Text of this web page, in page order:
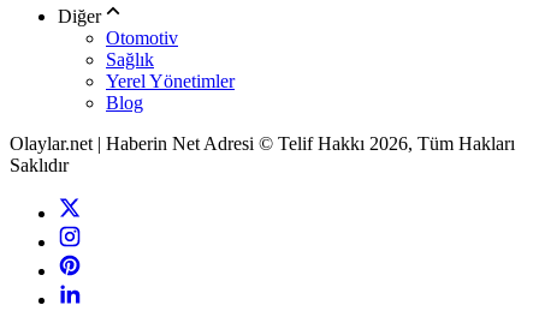
Diğer
Otomotiv
Sağlık
Yerel Yönetimler
Blog
Olaylar.net | Haberin Net Adresi © Telif Hakkı 2026, Tüm Hakları
Saklıdır